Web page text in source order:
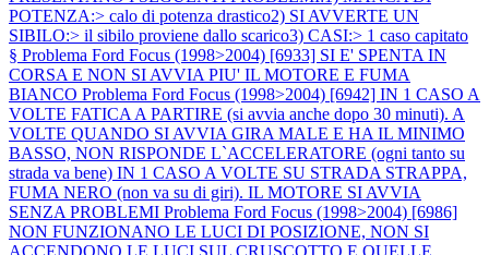
POTENZA:> calo di potenza drastico2) SI AVVERTE UN
SIBILO:> il sibilo proviene dallo scarico3) CASI:> 1 caso capitato
§ Problema Ford Focus (1998>2004) [6933] SI E' SPENTA IN
CORSA E NON SI AVVIA PIU' IL MOTORE E FUMA
BIANCO Problema Ford Focus (1998>2004) [6942] IN 1 CASO A
VOLTE FATICA A PARTIRE (si avvia anche dopo 30 minuti). A
VOLTE QUANDO SI AVVIA GIRA MALE E HA IL MINIMO
BASSO, NON RISPONDE L`ACCELERATORE (ogni tanto su
strada va bene) IN 1 CASO A VOLTE SU STRADA STRAPPA,
FUMA NERO (non va su di giri). IL MOTORE SI AVVIA
SENZA PROBLEMI Problema Ford Focus (1998>2004) [6986]
NON FUNZIONANO LE LUCI DI POSIZIONE, NON SI
ACCENDONO LE LUCI SUL CRUSCOTTO E QUELLE